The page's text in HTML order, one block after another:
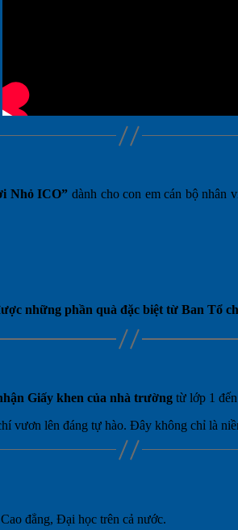
Nhỏ ICO” dành cho con em cán bộ nhân
những phần quà đặc biệt từ Ban Tổ
Giấy khen của nhà trường từ lớp 1
vươn lên đáng tự hào. Đây không chỉ là
đẳng, Đại học trên cả nước.